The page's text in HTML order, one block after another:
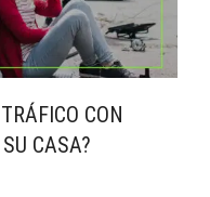
CON
CASA?